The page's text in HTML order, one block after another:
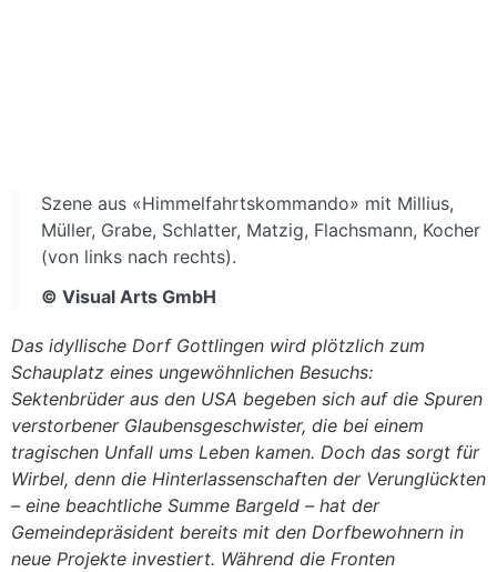
Szene aus «Himmelfahrtskommando» mit Millius,
Müller, Grabe, Schlatter, Matzig, Flachsmann, Kocher
(von links nach rechts).
© Visual Arts GmbH
Das idyllische Dorf Gottlingen wird plötzlich zum
Schauplatz eines ungewöhnlichen Besuchs:
Sektenbrüder aus den USA begeben sich auf die Spuren
verstorbener Glaubensgeschwister, die bei einem
tragischen Unfall ums Leben kamen. Doch das sorgt für
Wirbel, denn die Hinterlassenschaften der Verunglückten
– eine beachtliche Summe Bargeld – hat der
Gemeindepräsident bereits mit den Dorfbewohnern in
neue Projekte investiert. Während die Fronten